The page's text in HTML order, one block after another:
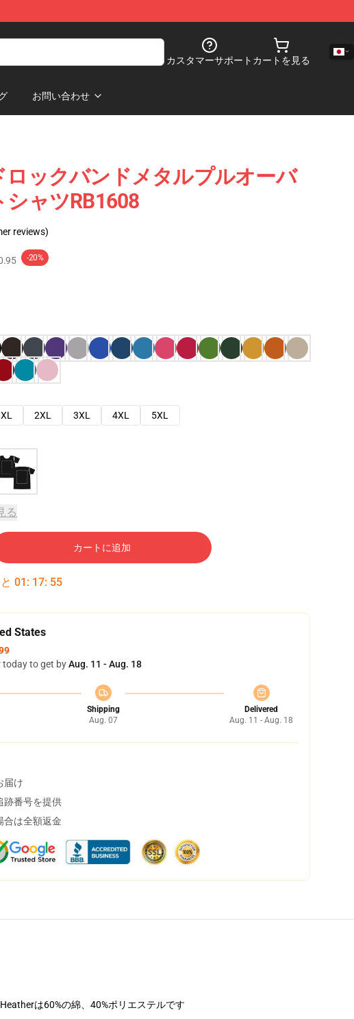
カスタマーサポート カートを見る
お問い合わせ
ロックバンドメタルプルオーバ
ャツRB1608
reviews)
-20%
XL 2XL 3XL 4XL
5XL
る
カートに追加
01 : 17: 54
States
today to get byAug. 11 - Aug. 18
Shipping
Aug. 07
Delivered
Aug. 11 - Aug. 18
届け
跡番号を提供
合は全額返金
は60%の綿、40%ポリエステルです